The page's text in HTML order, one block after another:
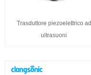
Trasduttore piezoelettrico ad
ultrasuoni